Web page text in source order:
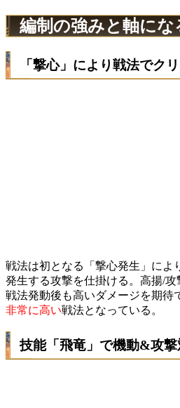
編制の強みと軸にな
「撃心」により戦法でク
戦法は初となる「撃心発生」によ
発生する攻撃を仕掛ける。高揚/攻
戦法発動後も高いダメージを期待
非常に高い戦法となっている。
技能「飛竜」で機動&攻撃